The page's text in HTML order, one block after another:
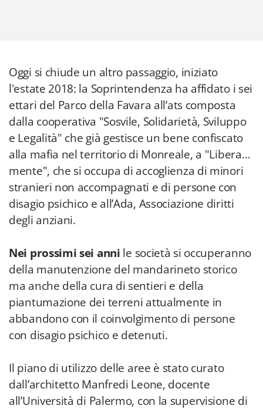
Oggi si chiude un altro passaggio, iniziato
l'estate 2018: la Soprintendenza ha affidato i sei
ettari del Parco della Favara all’ats composta
dalla cooperativa "Sosvile, Solidarietà, Sviluppo
e Legalità" che già gestisce un bene confiscato
alla mafia nel territorio di Monreale, a "Libera…
mente", che si occupa di accoglienza di minori
stranieri non accompagnati e di persone con
disagio psichico e all’Ada, Associazione diritti
degli anziani.
Nei prossimi sei anni le società si occuperanno
della manutenzione del mandarineto storico
ma anche della cura di sentieri e della
piantumazione dei terreni attualmente in
abbandono con il coinvolgimento di persone
con disagio psichico e detenuti.
Il piano di utilizzo delle aree è stato curato
dall’architetto Manfredi Leone, docente
all’Università di Palermo, con la supervisione di